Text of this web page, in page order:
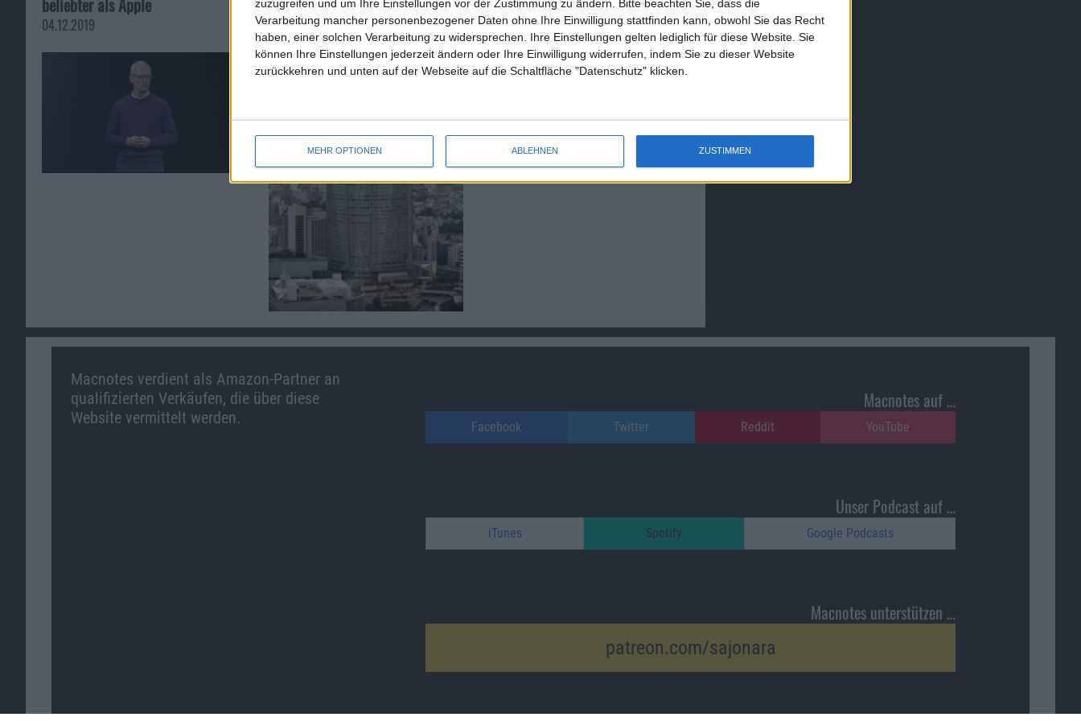
zuzugreifen und um Ihre Einstellungen vor der Zustimmung zu ändern.
Bitte beachten Sie, dass die
Verarbeitung mancher personenbezogener Daten ohne Ihre Einwilligung stattfinden kann, obwohl Sie das Recht
haben, einer solchen Verarbeitung zu widersprechen. Ihre Einstellungen gelten lediglich für diese Website. Sie
können Ihre Einstellungen jederzeit ändern oder Ihre Einwilligung widerrufen, indem Sie zu dieser Website
zurückkehren und unten auf der Webseite auf die Schaltfläche "Datenschutz" klicken.
MEHR OPTIONEN ABLEHNEN ZUSTIMMEN
beliebter als Apple
04.12.2019
Japan
25.01.2013
in 1-2 Wochen
30.01.2008
Macnotes verdient als Amazon-Partner an
qualifizierten Verkäufen, die über diese
Website vermittelt werden.
Macnotes auf …
Facebook Twitter Reddit YouTube
Unser Podcast auf …
iTunes Spotify Google Podcasts
Macnotes unterstützen …
patreon.com/sajonara